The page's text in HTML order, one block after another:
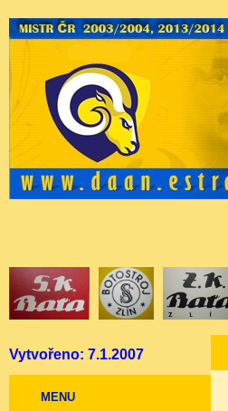
Vytvořeno: 7.1.2007
MENU